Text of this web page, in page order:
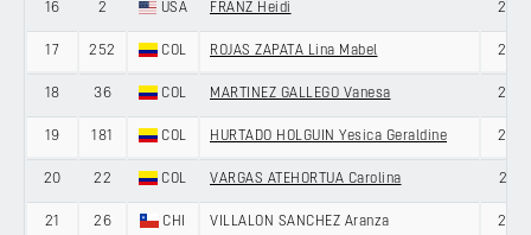
16 2 USA FRANZ Heidi 28
17 252 COL ROJAS ZAPATA Lina Mabel 23
18 36 COL MARTINEZ GALLEGO Vanesa 27
19 181 COL HURTADO HOLGUIN Yesica Geraldine 23
20 22 COL VARGAS ATEHORTUA Carolina 21
21 26 CHI VILLALON SANCHEZ Aranza 28